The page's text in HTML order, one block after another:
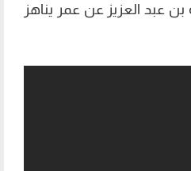
عبد العزيز عن عمر يناهز